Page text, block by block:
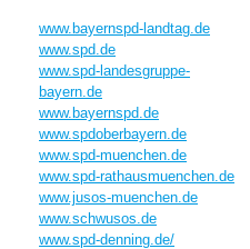
www.bayernspd-landtag.de
www.spd.de
www.spd-landesgruppe-
bayern.de
www.bayernspd.de
www.spdoberbayern.de
www.spd-muenchen.de
www.spd-rathausmuenchen.de
www.jusos-muenchen.de
www.schwusos.de
www.spd-denning.de/